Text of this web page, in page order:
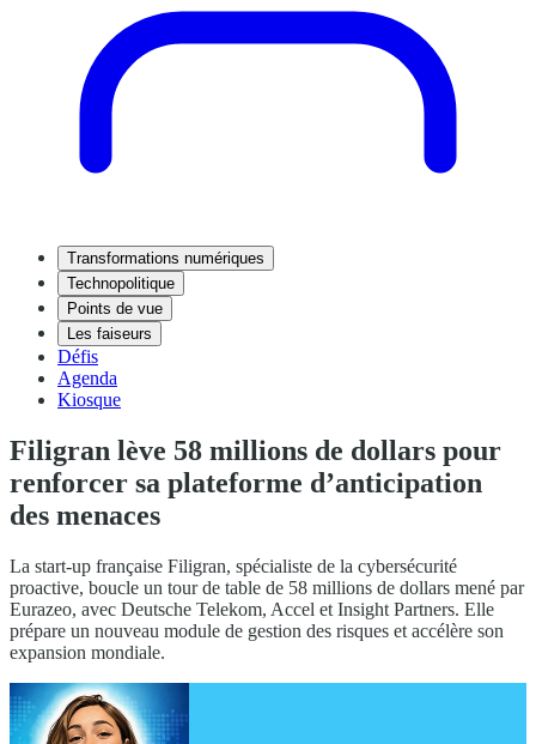
Transformations numériques
Technopolitique
Points de vue
Les faiseurs
Défis
Agenda
Kiosque
Filigran lève 58 millions de dollars pour
renforcer sa plateforme d’anticipation
des menaces
La start-up française Filigran, spécialiste de la cybersécurité
proactive, boucle un tour de table de 58 millions de dollars mené par
Eurazeo, avec Deutsche Telekom, Accel et Insight Partners. Elle
prépare un nouveau module de gestion des risques et accélère son
expansion mondiale.